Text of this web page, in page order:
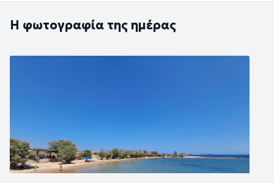
Η φωτογραφία της ημέρας